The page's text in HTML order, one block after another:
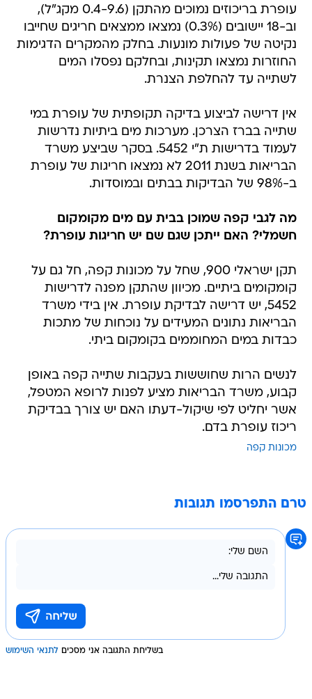
עופרת בריכוזים נמוכים מהתקן (0.4-9.6 מקג"ל),
וב-18 יישובים (0.3%) נמצאו ממצאים חריגים שחייבו
נקיטה של פעולות מונעות. בחלק מהמקרים הדגימות
החוזרות נמצאו תקינות, ובחלקם נפסלו המים
לשתייה עד להחלפת הצנרת.
אין דרישה לביצוע בדיקה תקופתית של עופרת במי
שתייה בברז הצרכן. מערכות מים ביתיות נדרשות
לעמוד בדרישות ת"י 5452. בסקר שביצע משרד
הבריאות בשנת 2011 לא נמצאו חריגות של עופרת
ב-98% של הבדיקות בבתים ובמוסדות.
מה לגבי קפה שמוכן בבית עם מים מקומקום
חשמלי? האם ייתכן שגם שם יש חריגות עופרת?
תקן ישראלי 900, שחל על מכונות קפה, חל גם על
קומקומים ביתיים. מכיוון שהתקן מפנה לדרישות
5452, יש דרישה לבדיקת עופרת. אין בידי משרד
הבריאות נתונים המעידים על נוכחות של מתכות
כבדות במים המחוממים בקומקום ביתי.
לנשים הרות שחוששות בעקבות שתייה קפה באופן
קבוע, משרד הבריאות מציע לפנות לרופא המטפל,
אשר יחליט לפי שיקול-דעתו האם יש צורך בבדיקת
ריכוז עופרת בדם.
מכונות קפה
טרם התפרסמו תגובות
בשליחת התגובה אני מסכים לתנאי השימוש